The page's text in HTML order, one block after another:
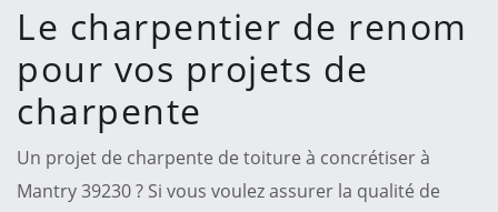
Le charpentier de renom
pour vos projets de
charpente
Un projet de charpente de toiture à concrétiser à
Mantry 39230 ? Si vous voulez assurer la qualité de